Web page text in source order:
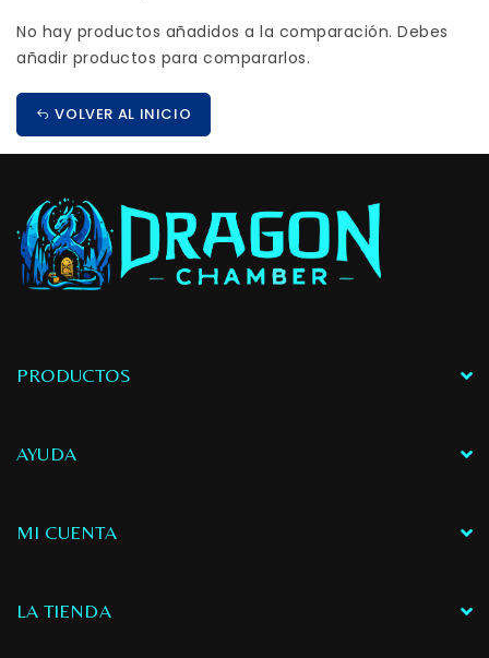
No hay productos añadidos a la comparación. Debes
añadir productos para compararlos.
VOLVER AL INICIO
PRODUCTOS
AYUDA
MI CUENTA
LA TIENDA